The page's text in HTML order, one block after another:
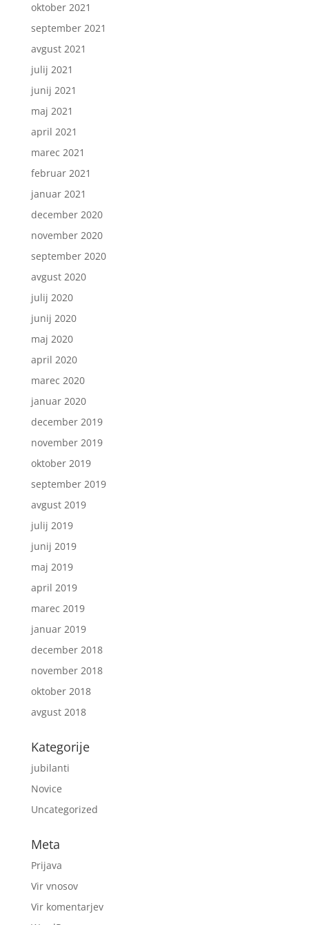
oktober 2021
september 2021
avgust 2021
julij 2021
junij 2021
maj 2021
april 2021
marec 2021
februar 2021
januar 2021
december 2020
november 2020
september 2020
avgust 2020
julij 2020
junij 2020
maj 2020
april 2020
marec 2020
januar 2020
december 2019
november 2019
oktober 2019
september 2019
avgust 2019
julij 2019
junij 2019
maj 2019
april 2019
marec 2019
januar 2019
december 2018
november 2018
oktober 2018
avgust 2018
Kategorije
jubilanti
Novice
Uncategorized
Meta
Prijava
Vir vnosov
Vir komentarjev